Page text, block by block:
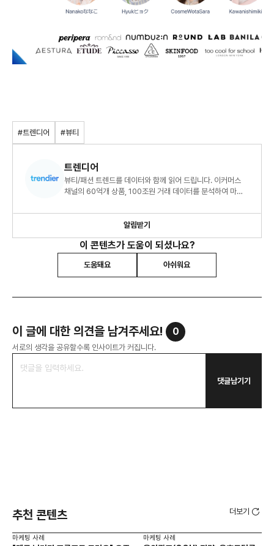
#트렌디어 #뷰티
트렌디어
뷰티/패션 트렌드를 데이터와 함께 읽어 드립니다. 이커머스
채널의 60억개 상품, 100조원 거래 데이터를 분석하여 마켓
알림받기
이 콘텐츠가 도움이 되셨나요?
도움돼요 아쉬워요
이 글에 대한 의견을 남겨주세요! 0
서로의 생각을 공유할수록 인사이트가 커집니다.
댓글남기기
추천 콘텐츠 더보기
마케팅 사례 마케팅 사례